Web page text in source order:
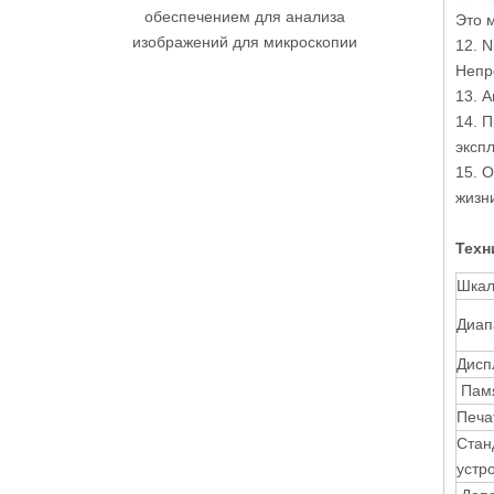
для микроскопии
Это
12.
13.
14.
15.